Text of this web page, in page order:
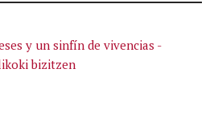
y un sinfín de vivencias -
bizitzen